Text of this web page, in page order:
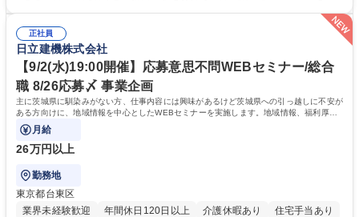
ク：ユーザー要望を開発部門へ繋ぎ、プロダクトの利便性向上へ貢献。医
療現場のDX化を推進するやりがいがあります。【業務内容の変更範囲】
当社の指定する業務 募集職種 【カスタマーサクセス】リモートメイン/医
療データ解析システム/完全週休2日
画可能です。オンラインツール（ZoomやTeams等）を用いた柔軟なサポ
ート体制を構築しています。 【採用背景】導入先が急増しており、専任の
カスタマーサクセス組織を強化するための増員採用です。営業担当からの
丁寧なOJTがあり、医療データ解析の専門知識をキャッチアップできる環
境です。社会貢献性の高い分野で専門性を磨きたい方を歓迎します。 学
歴・資格 学歴：大学院 大学 高専 短大 専修学校 高校 語学力： 資格：
正社員
日立建機株式会社
【9/2(水)19:00開催】応募意思不問WEBセミナー/総合
職 8/26応募〆 事業企画
主に茨城県に馴染みがない方、仕事内容には興味があるけど茨城県への引っ越しに不安が
ある方向けに、地域情報を中心としたWEBセミナーを実施します。地域情報、福利厚生
情報等をお伝えします。
月給
26万円以上
勤務地
東京都台東区
業界未経験歓迎
年間休日120日以上 介護休暇あり
住宅手当あり